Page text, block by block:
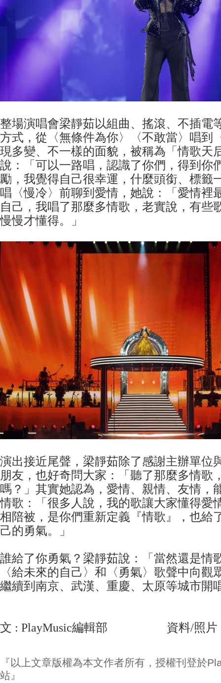
整場演唱會梁靜茹以組曲、搖滾、不插電
方式，從〈無條件為你〉〈不敢當〉唱到
現多變、不一樣的面貌，被稱為「情歌天
說：「可以一路唱，認識了你們，得到你
勵，我覺得自己很幸運，什麼頭銜、標籤
唱〈慢冷〉前聊到愛情，她說：「愛情裡
自己，我唱了那麼多情歌，老實說，有些
慢慢才懂得。」
演出接近尾聲，梁靜茹除了感謝主辦單位
朋友，也好奇問大家：「聽了那麼多情歌
嗎？」其實她認為，愛情、親情、友情，
情歌：「很多人說，我的歌讓大家懂得愛
相陪被，是你們重新定義『情歌』，也給
己的勇氣。」
誰給了你勇氣？梁靜茹說：「當然還是情
〈給未來的自己〉和〈勇氣〉歌聲中向觀
繼續到南京、武漢、重慶、太原等城市開
文 : PlayMusic編輯部 資料/照片 :
『以上文章版權為本文作者所有，授權刊登於
站』